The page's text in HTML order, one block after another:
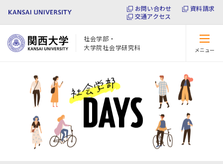
お問い合わせ
資料請求
交通アクセス
社会学部・
大学院社会学研究科
メニュー